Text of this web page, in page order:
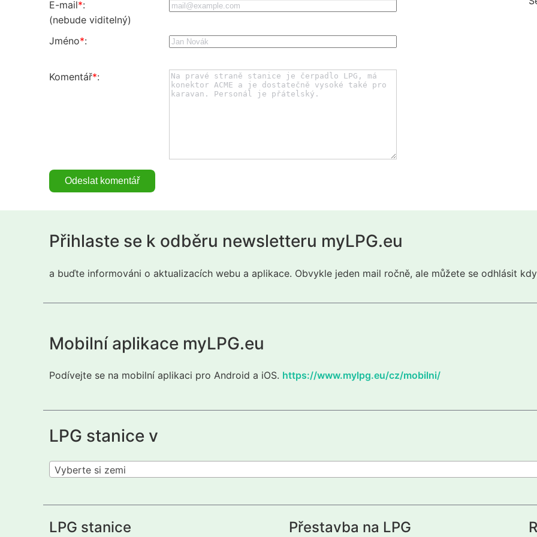
E-mail*:
(nebude viditelný)
Jméno*:
Komentář*:
Přihlaste se k odběru newsletteru myLPG.eu
a buďte informováni o aktualizacích webu a aplikace. Obvykle jeden mail ročně, ale můžete se odhlásit
Mobilní aplikace myLPG.eu
Podívejte se na mobilní aplikaci pro Android a iOS. https://www.mylpg.eu/cz/mobilni/
LPG stanice v
Vyberte si zemi
LPG stanice Přestavba na LPG